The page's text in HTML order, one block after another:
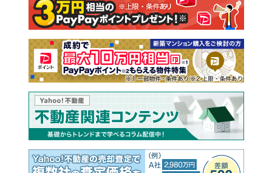
売却査定